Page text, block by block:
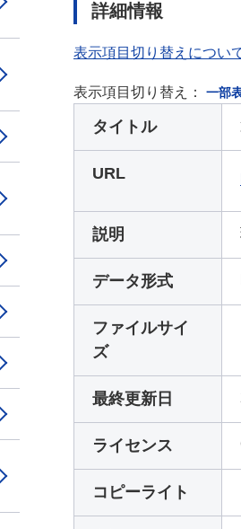
詳細情報
表示項目切り替えについ
表示項目切り替え： 一部
タイトル
URL
説明
データ形式
ファイルサイ
ズ
最終更新日
ライセンス
コピーライト